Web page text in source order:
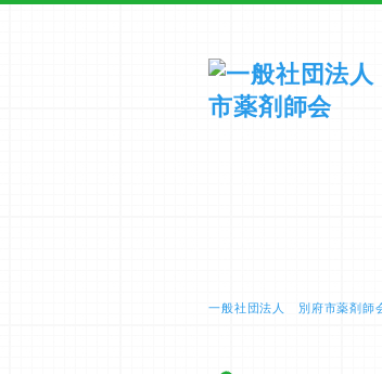
一般社団法人 別府市薬剤師